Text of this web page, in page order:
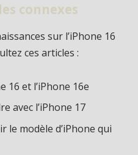
connexes
sur l’iPhone 16
ces articles :
16 et l’iPhone 16e
avec l’iPhone 17
le modèle d’iPhone qui